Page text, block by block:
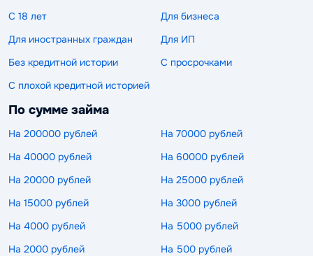
С 18 лет
Для бизнеса
Для иностранных граждан
Для ИП
Без кредитной истории
С просрочками
С плохой кредитной историей
По сумме займа
На 200000 рублей
На 70000 рублей
На 40000 рублей
На 60000 рублей
На 20000 рублей
На 25000 рублей
На 15000 рублей
На 3000 рублей
На 4000 рублей
На 5000 рублей
На 2000 рублей
На 500 рублей